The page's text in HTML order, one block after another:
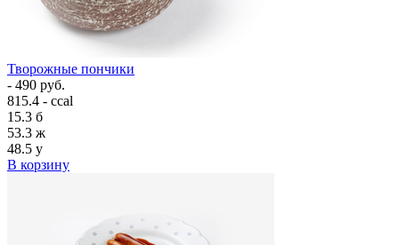
Творожные пончики
- 490 руб.
815.4 - ccal
15.3 б
53.3 ж
48.5 у
В корзину